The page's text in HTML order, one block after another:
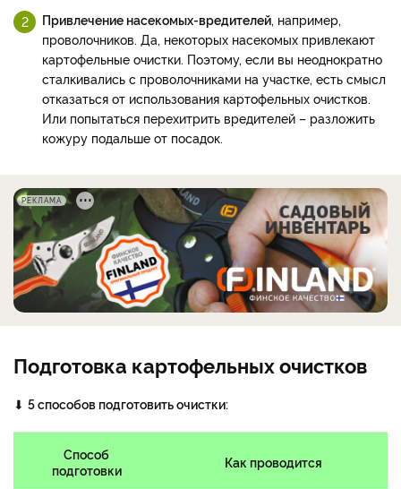
Привлечение насекомых-вредителей , например,
проволочников. Да, некоторых насекомых привлекают
картофельные очистки. Поэтому, если вы неоднократно
сталкивались с проволочниками на участке, есть смысл
отказаться от использования картофельных очистков.
Или попытаться перехитрить вредителей – разложить
кожуру подальше от посадок.
РЕКЛАМА
Подготовка картофельных очистков
⬇ 5 способов подготовить очистки:
Способ
подготовки
Как проводится